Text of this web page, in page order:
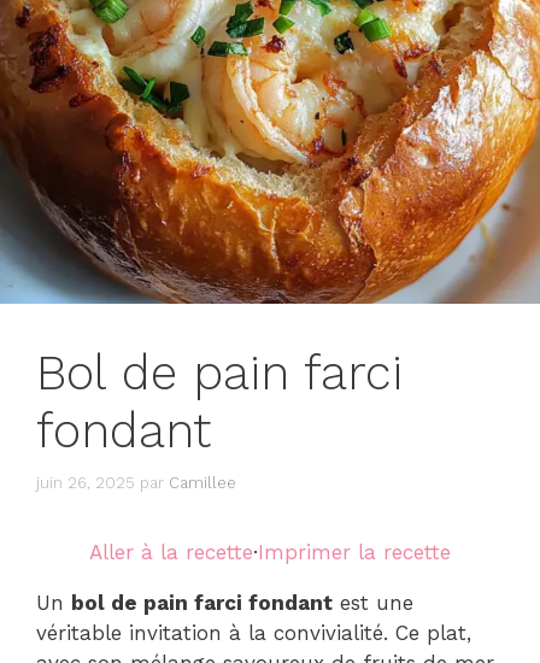
Bol de pain farci
fondant
juin 26, 2025 par Camillee
Aller à la recette·Imprimer la recette
Un bol de pain farci fondant est une
véritable invitation à la convivialité. Ce plat,